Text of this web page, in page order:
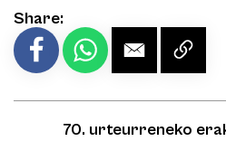
Share:
70. urteurreneko